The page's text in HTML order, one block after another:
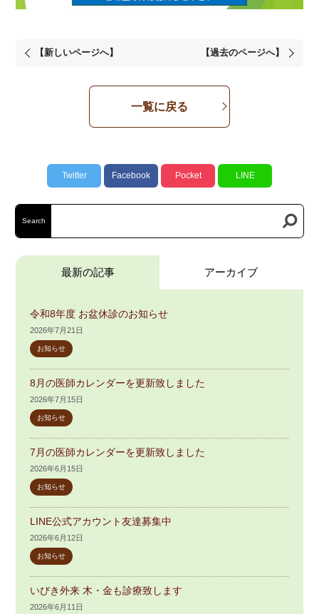
個人情報保護方針
【新しいページへ】 【過去のページへ】
一覧に戻る
Twitter Facebook Pocket LINE
Search
最新の記事 アーカイブ
令和8年度 お盆休診のお知らせ
2026年7月21日
お知らせ
8月の医師カレンダーを更新致しました
2026年7月15日
お知らせ
7月の医師カレンダーを更新致しました
2026年6月15日
お知らせ
LINE公式アカウント友達募集中
2026年6月12日
お知らせ
いびき外来 木・金も診療致します
2026年6月11日